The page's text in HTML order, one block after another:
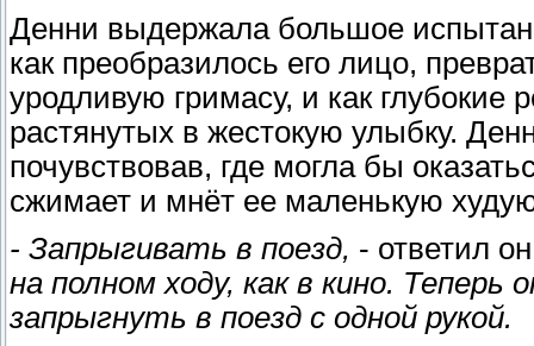
Денни выдержала большое
как преобразилось его лицо,
уродливую гримасу, и как глубокие
растянутых в жестокую улыбку.
почувствовав, где могла бы
сжимает и мнёт ее маленькую
- Запрыгивать в поезд, - ответил
на полном ходу, как в кино.
запрыгнуть в поезд с одной рукой.